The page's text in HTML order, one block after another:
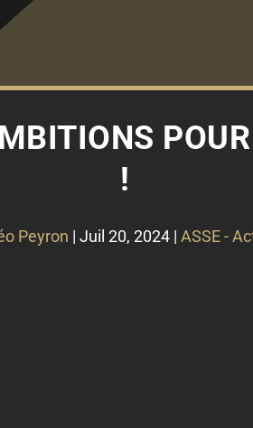
!
Peyron | Juil 20, 2024| ASSE -